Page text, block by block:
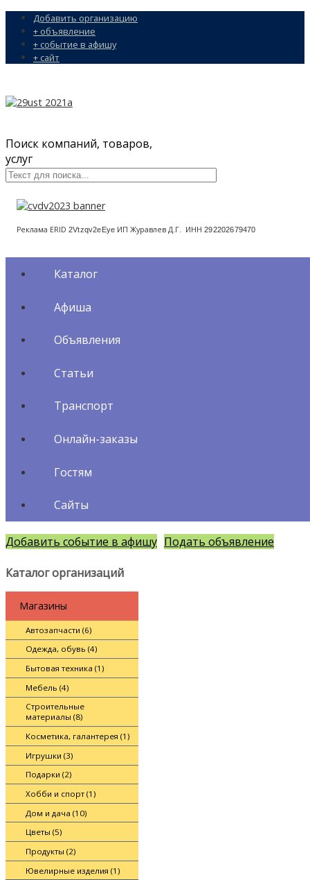
Добавить организацию
+ объявление
+ событие в афишу
+ сайт
Поиск компаний, товаров,
услуг
Реклама ERID 2Vtzqv2eEye ИП Журавлев Д.Г. ИНН292202679470
Каталог
Афиша
Объявления
Статьи
Транспорт
Онлайн-заказы
Гостям
Сайты
Добавить событие в афишу Подать объявление
Каталог организаций
Магазины
Автозапчасти (6)
Одежда, обувь (4)
Бытовая техника (1)
Мебель (4)
Строительные
материалы (8)
Косметика, галантерея (1)
Игрушки (3)
Подарки (2)
Хобби и спорт (1)
Дом и дача (10)
Цветы (5)
Продукты (2)
Ювелирные изделия (1)